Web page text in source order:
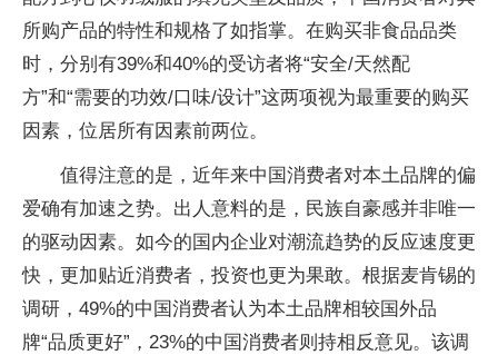
所购产品的特性和规格了如指掌。在购买非食品品类
时，分别有39%和40%的受访者将“安全/天然配
方”和“需要的功效/口味/设计”这两项视为最重要的购买
因素，位居所有因素前两位。
值得注意的是，近年来中国消费者对本土品牌的偏
爱确有加速之势。出人意料的是，民族自豪感并非唯一
的驱动因素。如今的国内企业对潮流趋势的反应速度更
快，更加贴近消费者，投资也更为果敢。根据麦肯锡的
调研，49%的中国消费者认为本土品牌相较国外品
牌“品质更好”，23%的中国消费者则持相反意见。该调